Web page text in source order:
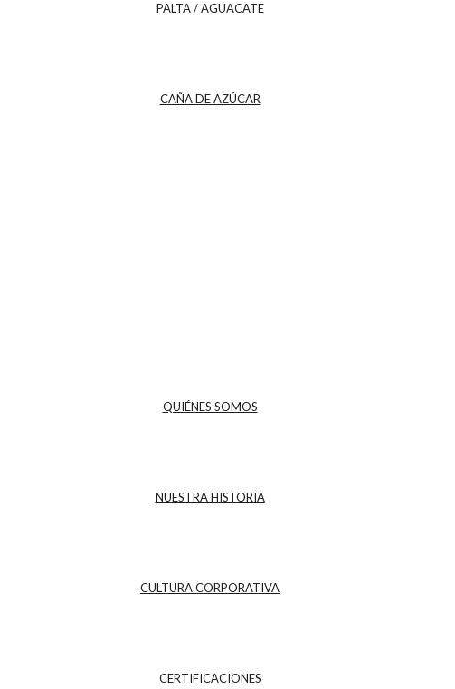
PALTA / AGUACATE
CAÑA DE AZÚCAR
QUIÉNES SOMOS
NUESTRA HISTORIA
CULTURA CORPORATIVA
CERTIFICACIONES